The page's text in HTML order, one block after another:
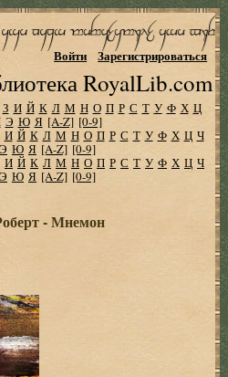
RoyalLib.com
Войти Зарегистрироваться
З И Й К Л М Н О П Р С Т У Ф Х Ц
Э Ю Я [A-Z] [0-9]
И Й К Л М Н О П Р С Т У Ф Х Ц Ч
Э Ю Я [A-Z] [0-9]
И Й К Л М Н О П Р С Т У Ф Х Ц Ч
Э Ю Я [A-Z] [0-9]
- Мнемон